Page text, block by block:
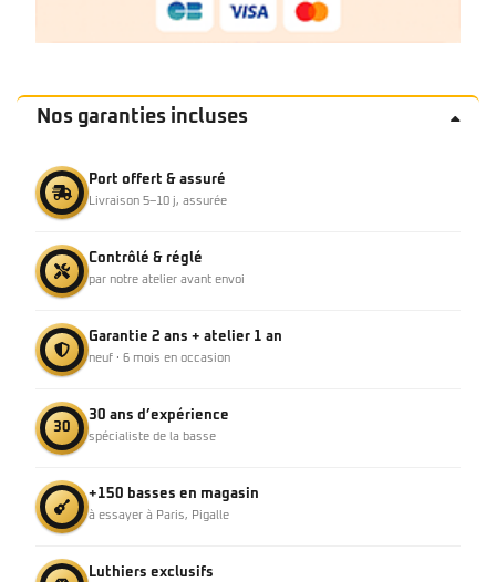
Nos garanties incluses
Port offert & assuré
Livraison 5–10 j, assurée
Contrôlé & réglé
par notre atelier avant envoi
Garantie 2 ans + atelier 1 an
neuf · 6 mois en occasion
30
30 ans d’expérience
spécialiste de la basse
+150 basses en magasin
à essayer à Paris, Pigalle
Luthiers exclusifs